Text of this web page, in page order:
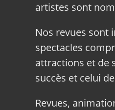
artistes sont
Nos revues sont
spectacles
attractions et de
succès et celui
Revues,